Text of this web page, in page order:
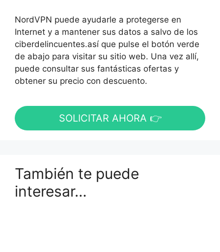
NordVPN puede ayudarle a protegerse en
Internet y a mantener sus datos a salvo de los
ciberdelincuentes.así que pulse el botón verde
de abajo para visitar su sitio web. Una vez allí,
puede consultar sus fantásticas ofertas y
obtener su precio con descuento.
SOLICITAR AHORA 👉
También te puede
interesar…